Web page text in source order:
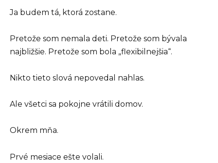
Ja budem tá, ktorá zostane.
Pretože som nemala deti. Pretože som bývala
najbližšie. Pretože som bola „flexibilnejšia“.
Nikto tieto slová nepovedal nahlas.
Ale všetci sa pokojne vrátili domov.
Okrem mňa.
Prvé mesiace ešte volali.